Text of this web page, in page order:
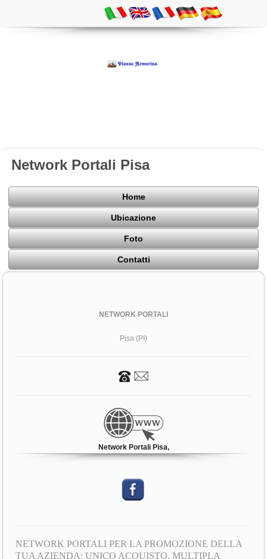
Network Portali Pisa
Home
Ubicazione
Foto
Contatti
NETWORK PORTALI
Pisa (PI)
Network Portali Pisa,
NETWORK PORTALI PER LA PROMOZIONE DELLA
TUA AZIENDA: UNICO ACQUISTO, MULTIPLA